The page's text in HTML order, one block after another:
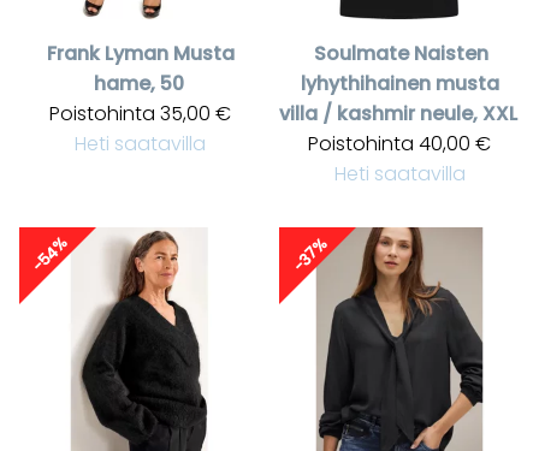
Frank Lyman Musta
hame, 50
Poistohinta 35,00 €
Heti saatavilla
Soulmate Naisten
lyhythihainen musta
villa / kashmir neule, XXL
Poistohinta 40,00 €
Heti saatavilla
-54% -37%